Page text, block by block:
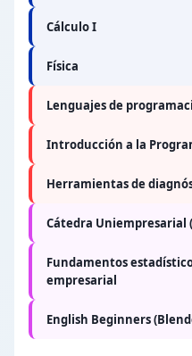
Cálculo I
Física
Lenguajes de
Introducción a la
Herramientas de
Cátedra Uniempresarial
Fundamentos
empresarial
English Beginners